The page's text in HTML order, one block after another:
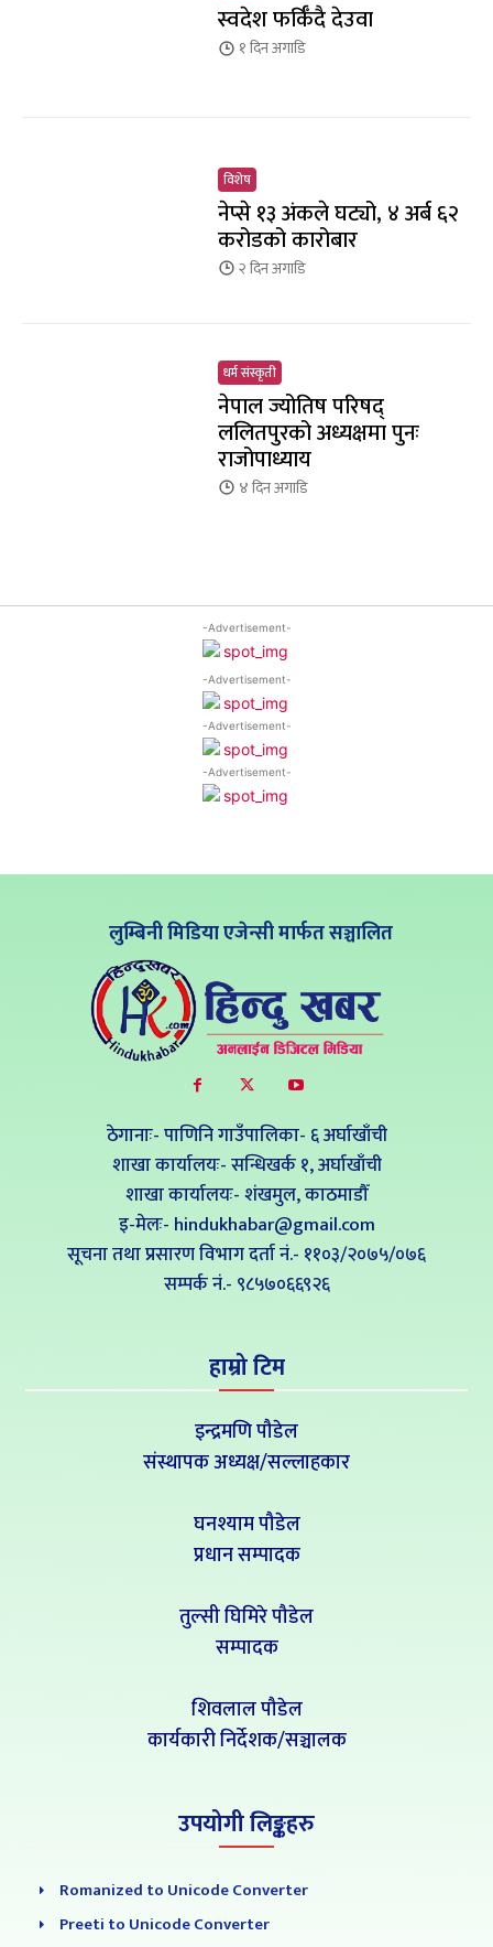
स्वदेश फर्किँदै देउवा
१ दिनअगाडि
विशेष
नेप्से १३ अंकले घट्यो, ४ अर्ब ६२
करोडको कारोबार
२ दिनअगाडि
धर्म संस्कृती
नेपाल ज्योतिष परिषद्
ललितपुरको अध्यक्षमा पुनः
राजोपाध्याय
४ दिनअगाडि
-Advertisement-
-Advertisement-
-Advertisement-
-Advertisement-
लुम्बिनी मिडिया एजेन्सी मार्फत सञ्चालित
ठेगानाः- पाणिनि गाउँपालिका- ६ अर्घाखाँची
शाखा कार्यालयः- सन्धिखर्क १, अर्घाखाँची
शाखा कार्यालयः- शंखमुल, काठमाडौँ
इ-मेलः- hindukhabar@gmail.com
सूचना तथा प्रसारण विभाग दर्ता नं.- ११०३/२०७५/०७६
सम्पर्क नं‍.- ९८५७०६६९२६
हाम्रो टिम
इन्द्रमणि पौडेल
संस्थापक अध्यक्ष/सल्लाहकार
घनश्याम पौडेल
प्रधान सम्पादक
तुल्सी घिमिरे पौडेल
सम्पादक
शिवलाल पौडेल
कार्यकारी निर्देशक/सञ्चालक
उपयोगी लिङ्कहरु
Romanized to Unicode Converter
Preeti to Unicode Converter